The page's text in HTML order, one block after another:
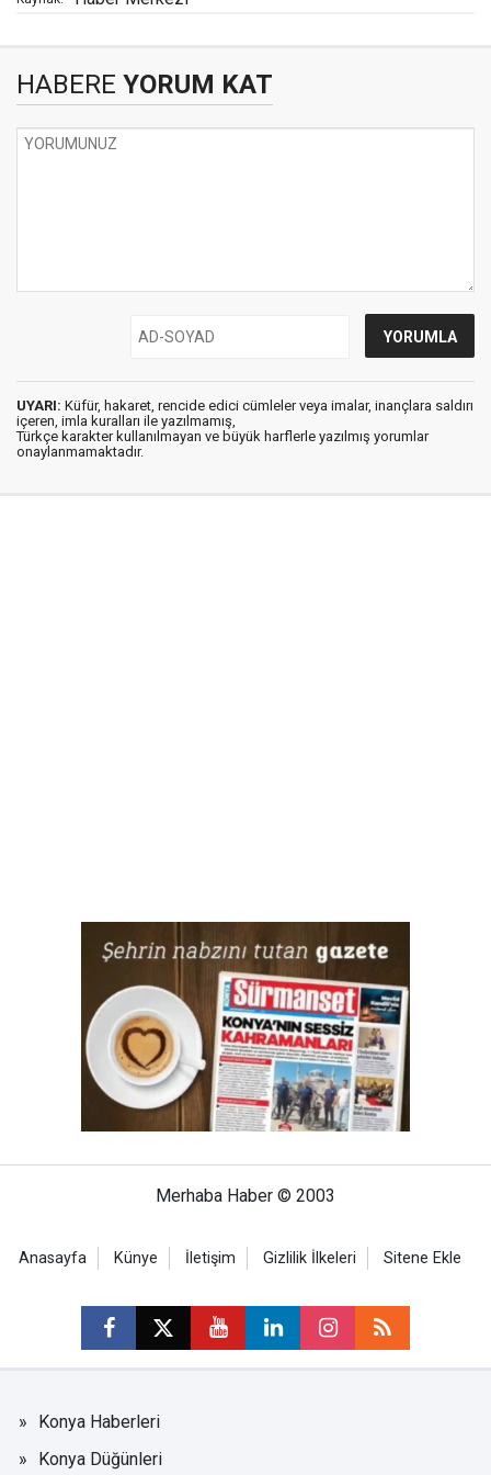
HABERE YORUM KAT
UYARI: Küfür, hakaret, rencide edici cümleler veya imalar, inançlara saldırı
içeren, imla kuralları ile yazılmamış,
Türkçe karakter kullanılmayan ve büyük harflerle yazılmış yorumlar
onaylanmamaktadır.
Merhaba Haber © 2003
Anasayfa Künye İletişim Gizlilik İlkeleri Sitene Ekle
Konya Haberleri
Konya Düğünleri